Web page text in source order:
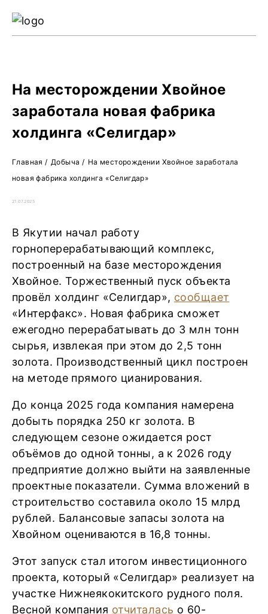
На месторождении Хвойное
заработала новая фабрика
холдинга «Селигдар»
Главная / Добыча / На месторождении Хвойное заработала
новая фабрика холдинга «Селигдар»
21.07.2025
В Якутии начал работу
горноперерабатывающий комплекс,
построенный на базе месторождения
Хвойное. Торжественный пуск объекта
провёл холдинг «Селигдар», сообщает
«Интерфакс». Новая фабрика сможет
ежегодно перерабатывать до 3 млн тонн
сырья, извлекая при этом до 2,5 тонн
золота. Производственный цикл построен
на методе прямого цианирования.
До конца 2025 года компания намерена
добыть порядка 250 кг золота. В
следующем сезоне ожидается рост
объёмов до одной тонны, а к 2026 году
предприятие должно выйти на заявленные
проектные показатели. Сумма вложений в
строительство составила около 15 млрд
рублей. Балансовые запасы золота на
Хвойном оцениваются в 16,8 тонны.
Этот запуск стал итогом инвестиционного
проекта, который «Селигдар» реализует на
участке Нижнеякокитского рудного поля.
Весной компания отчиталась о 60-